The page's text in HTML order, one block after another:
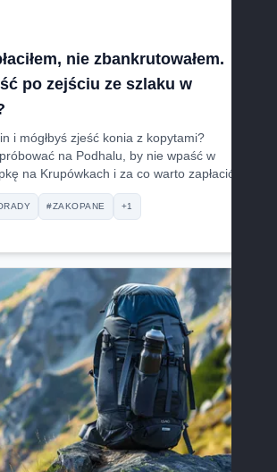
nie zbankrutowałem.
po zejściu ze szlaku w
i mógłbyś zjeść konia z kopytami?
na Podhalu, by nie wpaść w
na Krupówkach i za co warto zapłacić.
#ZAKOPANE +1